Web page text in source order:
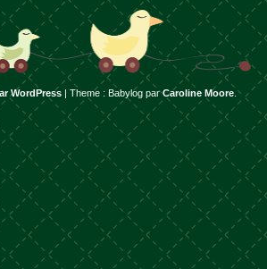
WordPress Theme : Babylog parCaroline Moore.